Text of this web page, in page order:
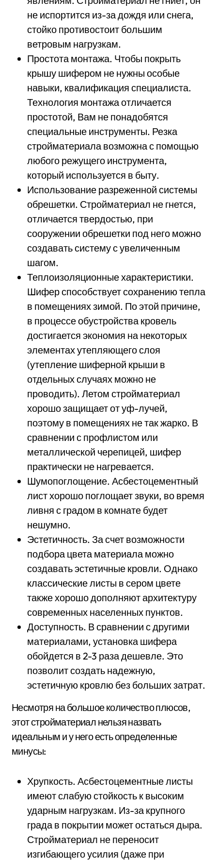
не испортится из-за дождя или снега,
стойко противостоит большим
ветровым нагрузкам.
Простота монтажа. Чтобы покрыть
крышу шифером не нужны особые
навыки, квалификация специалиста.
Технология монтажа отличается
простотой, Вам не понадобятся
специальные инструменты. Резка
стройматериала возможна с помощью
любого режущего инструмента,
который используется в быту.
Использование разреженной системы
обрешетки. Стройматериал не гнется,
отличается твердостью, при
сооружении обрешетки под него можно
создавать систему с увеличенным
шагом.
Теплоизоляционные характеристики.
Шифер способствует сохранению тепла
в помещениях зимой. По этой причине,
в процессе обустройства кровель
достигается экономия на некоторых
элементах утепляющего слоя
(утепление шиферной крыши в
отдельных случаях можно не
проводить). Летом стройматериал
хорошо защищает от уф-лучей,
поэтому в помещениях не так жарко. В
сравнении с профлистом или
металлической черепицей, шифер
практически не нагревается.
Шумопоглощение. Асбестоцементный
лист хорошо поглощает звуки, во время
ливня с градом в комнате будет
нешумно.
Эстетичность. За счет возможности
подбора цвета материала можно
создавать эстетичные кровли. Однако
классические листы в сером цвете
также хорошо дополняют архитектуру
современных населенных пунктов.
Доступность. В сравнении с другими
материалами, установка шифера
обойдется в 2-3 раза дешевле. Это
позволит создать надежную,
эстетичную кровлю без больших затрат.
Несмотря на большое количество плюсов,
этот стройматериал нельзя назвать
идеальным и у него есть определенные
минусы:
Хрупкость. Асбестоцементные листы
имеют слабую стойкость к высоким
ударным нагрузкам. Из-за крупного
града в покрытии может остаться дыра.
Стройматериал не переносит
изгибающего усилия (даже при